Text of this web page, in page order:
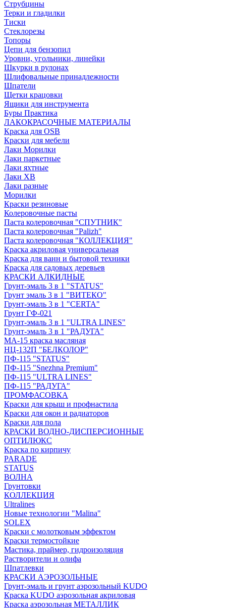
Струбцины
Терки и гладилки
Тиски
Стеклорезы
Топоры
Цепи для бензопил
Уровни, угольники, линейки
Шкурки в рулонах
Шлифовальные принадлежности
Шпатели
Щетки крацовки
Ящики для инструмента
Буры Практика
ЛАКОКРАСОЧНЫЕ МАТЕРИАЛЫ
Краска для OSB
Краски для мебели
Лаки Морилки
Лаки паркетные
Лаки яхтные
Лаки ХВ
Лаки разные
Морилки
Краски резиновые
Колеровочные пасты
Паста колеровочная "СПУТНИК"
Паста колеровочная "Palizh"
Паста колеровочная "КОЛЛЕКЦИЯ"
Краска акриловая универсальная
Краска для ванн и бытовой техники
Краска для садовых деревьев
КРАСКИ АЛКИДНЫЕ
Грунт-эмаль 3 в 1 "STATUS"
Грунт эмаль 3 в 1 "ВИТЕКО"
Грунт-эмаль 3 в 1 "CERTA"
Грунт ГФ-021
Грунт-эмаль 3 в 1 "ULTRA LINES"
Грунт-эмаль 3 в 1 "РАДУГА"
МА-15 краска масляная
НЦ-132П "БЕЛКОЛОР"
ПФ-115 "STATUS"
ПФ-115 "Snezhna Premium"
ПФ-115 "ULTRA LINES"
ПФ-115 "РАДУГА"
ПРОМФАСОВКА
Краски для крыш и профнастила
Краски для окон и радиаторов
Краски для пола
КРАСКИ ВОДНО-ДИСПЕРСИОННЫЕ
ОПТИЛЮКС
Краска по кирпичу
PARADE
STATUS
ВОЛНА
Грунтовки
КОЛЛЕКЦИЯ
Ultralines
Новые технологии "Malina"
SOLEX
Краски с молотковым эффектом
Краски термостойкие
Мастика, праймер, гидроизоляция
Растворители и олифа
Шпатлевки
КРАСКИ АЭРОЗОЛЬНЫЕ
Грунт-эмаль и грунт аэрозольный KUDO
Краска KUDO аэрозольная акриловая
Краска аэрозольная МЕТАЛЛИК